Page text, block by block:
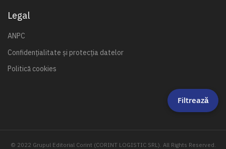
Legal
ANPC
Confidențialitate și protecția datelor
Politică cookies
© 2022 Grupul Editorial Corint (CORINT LOGISTIC SRL). All Rights Reserved.
Filtrează